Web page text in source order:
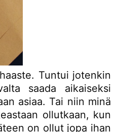
Tuntui jotenkin
saada aikaiseksi
asiaa. Tai niin minä
ollutkaan, kun
on ollut jopa ihan